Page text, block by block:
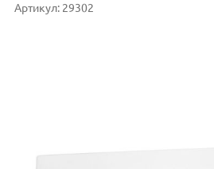
Артикул: 29302